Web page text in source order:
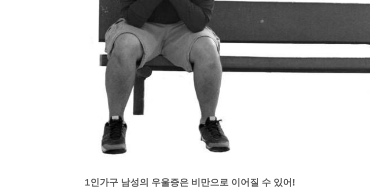
1인가구 남성의 우울증은 비만으로 이어질 수 있어!